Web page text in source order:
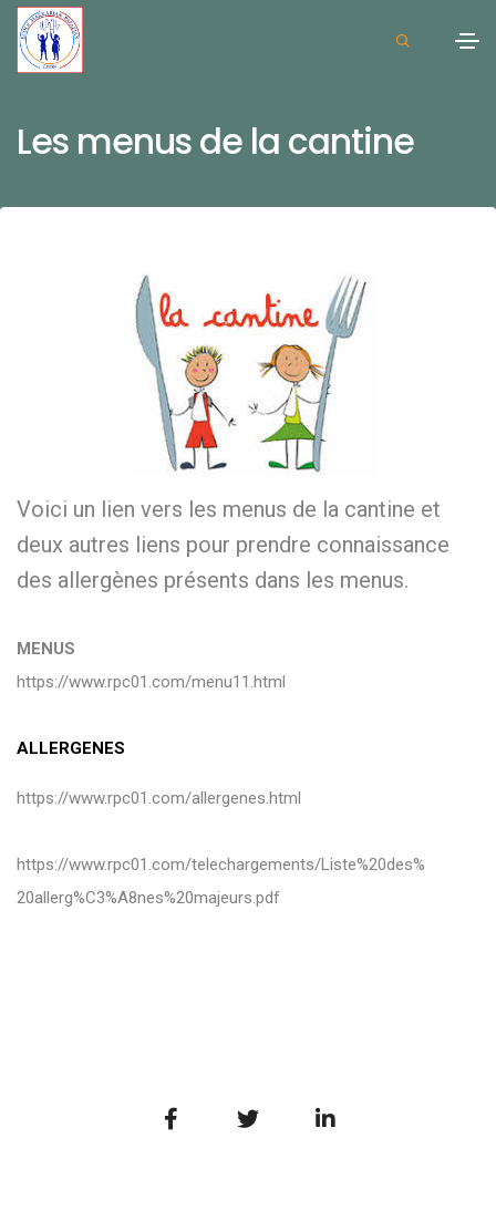
Les menus de la cantine
Voici un lien vers les menus de la cantine et
deux autres liens pour prendre connaissance
des allergènes présents dans les menus.
MENUS
https://www.rpc01.com/menu11.html
ALLERGENES
https://www.rpc01.com/allergenes.html
https://www.rpc01.com/telechargements/Liste%20des%
20allerg%C3%A8nes%20majeurs.pdf